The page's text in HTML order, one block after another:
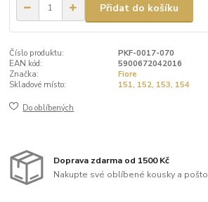
Přidat do košíku
Číslo produktu:
PKF-0017-070
EAN kód:
5900672042016
Značka:
Fiore
Skladové místo:
151, 152, 153, 154
Do oblíbených
Doprava zdarma od 1500 Kč
Nakupte své oblíbené kousky a